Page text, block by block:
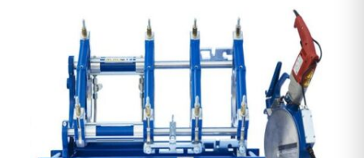
DETAILS